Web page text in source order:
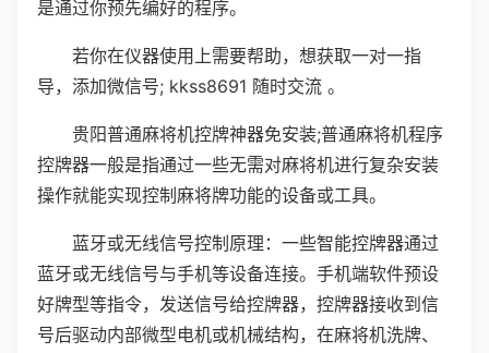
是通过你预先编好的程序。
若你在仪器使用上需要帮助，想获取一对一指
导，添加微信号; kkss8691 随时交流 。
贵阳普通麻将机控牌神器免安装;普通麻将机程序
控牌器一般是指通过一些无需对麻将机进行复杂安装
操作就能实现控制麻将牌功能的设备或工具。
蓝牙或无线信号控制原理：一些智能控牌器通过
蓝牙或无线信号与手机等设备连接。手机端软件预设
好牌型等指令，发送信号给控牌器，控牌器接收到信
号后驱动内部微型电机或机械结构，在麻将机洗牌、